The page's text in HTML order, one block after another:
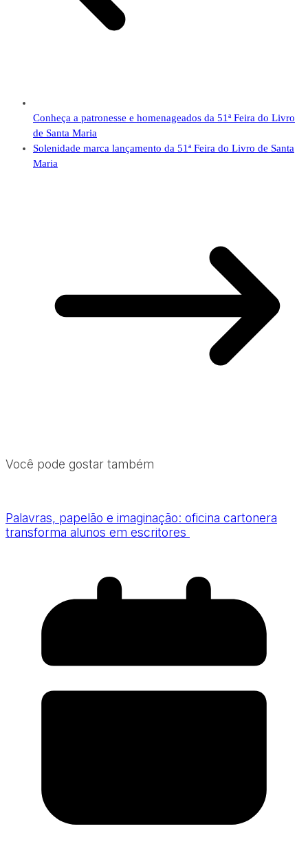
Conheça a patronesse e homenageados da 51ª Feira do Livro
de Santa Maria
Solenidade marca lançamento da 51ª Feira do Livro de Santa
Maria
Você pode gostar também
Palavras, papelão e imaginação: oficina cartonera
transforma alunos em escritores